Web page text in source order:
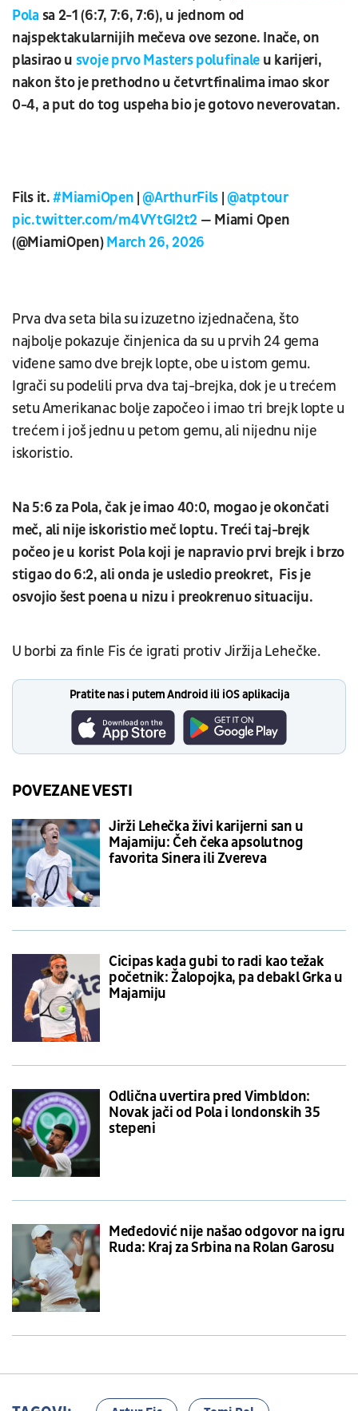
Pola sa 2-1 (6:7, 7:6, 7:6), u jednom od
najspektakularnijih mečeva ove sezone. Inače, on
plasirao u svoje prvo Masters polufinale u karijeri,
nakon što je prethodno u četvrtfinalima imao skor
0-4, a put do tog uspeha bio je gotovo neverovatan.
Fils it.#MiamiOpen |@ArthurFils |@atptour
pic.twitter.com/m4VYtGI2t2 — Miami Open
(@MiamiOpen)March 26, 2026
Prva dva seta bila su izuzetno izjednačena, što
najbolje pokazuje činjenica da su u prvih 24 gema
viđene samo dve brejk lopte, obe u istom gemu.
Igrači su podelili prva dva taj-brejka, dok je u trećem
setu Amerikanac bolje započeo i imao tri brejk lopte u
trećem i još jednu u petom gemu, ali nijednu nije
iskoristio.
Na 5:6 za Pola, čak je imao 40:0, mogao je okončati
meč, ali nije iskoristio meč loptu. Treći taj-brejk
počeo je u korist Pola koji je napravio prvi brejk i brzo
stigao do 6:2, ali onda je usledio preokret, Fis je
osvojio šest poena u nizu i preokrenuo situaciju.
U borbi za finle Fis će igrati protiv Jiržija Lehečke.
Pratite nas i putem Android ili iOS aplikacija
POVEZANE VESTI
Jirži Lehečka živi karijerni san u
Majamiju: Čeh čeka apsolutnog
favorita Sinera ili Zvereva
Cicipas kada gubi to radi kao težak
početnik: Žalopojka, pa debakl Grka u
Majamiju
Odlična uvertira pred Vimbldon:
Novak jači od Pola i londonskih 35
stepeni
Međedović nije našao odgovor na igru
Ruda: Kraj za Srbina na Rolan Garosu